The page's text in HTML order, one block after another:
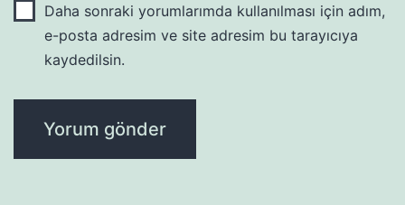
Daha sonraki yorumlarımda kullanılması için adım,
e-posta adresim ve site adresim bu tarayıcıya
kaydedilsin.